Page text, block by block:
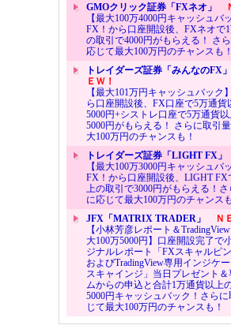
GMOクリック証券「FXネオ」
【最大100万4000円キャッシュバ
FX！から口座開設後、FXネオで
の取引で4000円がもらえる！ さ
応じて最大100万円のチャンスも！
トレイダーズ証券「みんなのFX」
ＥＷ！
【最大101万円キャッシュバック
ら口座開設後、FX口座で5万通貨
5000円+シストレ口座で5万通貨
5000円がもらえる！ さらに取引
大100万円のチャンスも！
トレイダーズ証券「LIGHT FX」
【最大100万3000円キャッシュバ
FX！から口座開設後、LIGHT FX
上の取引で3000円がもらえる！
に応じて最大100万円のチャンス
JFX「MATRIX TRADER」
Ｎ
【小林芳彦レポート＆
大100万5000円】口座開設完了で
ジナルレポート「FXスキャルピン
およびTradingView専用インジケ
スキャインジ」当日プレゼント＆
ムからの申込と合計1万通貨以上
5000円キャッシュバック！さら
じて最大100万円のチャンスも！